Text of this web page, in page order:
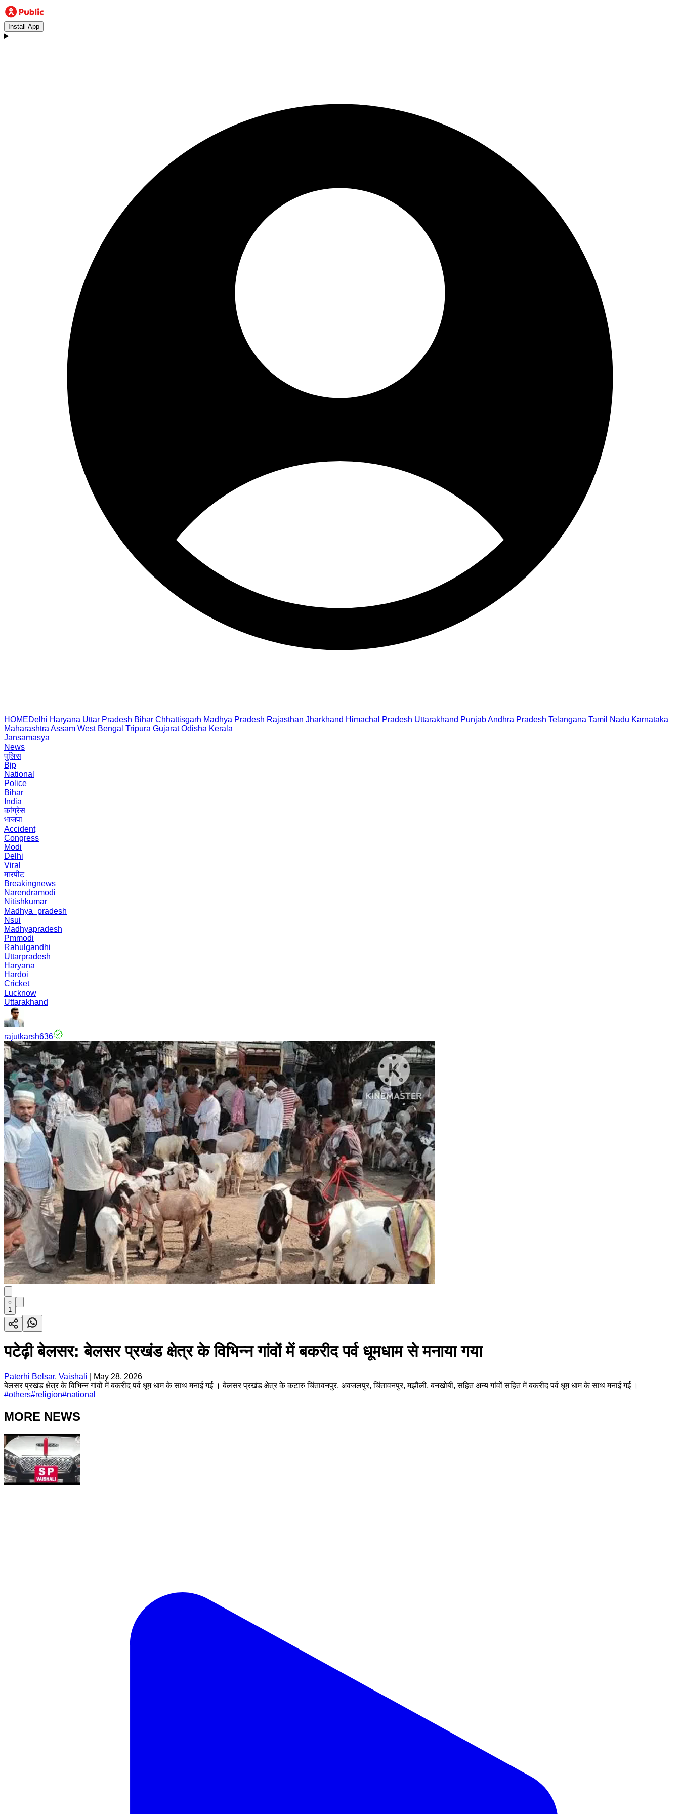
Install App
HOMEDelhi Haryana Uttar Pradesh Bihar Chhattisgarh Madhya Pradesh Rajasthan Jharkhand Himachal Pradesh Uttarakhand PunjabAndhra Pradesh Telangana Tamil Nadu Karnataka
Maharashtra Assam West Bengal Tripura Gujarat Odisha Kerala
Jansamasya
News
पुलिस
Bjp
National
Police
Bihar
India
कांग्रेस
भाजपा
Accident
Congress
Modi
Delhi
Viral
मारपीट
Breakingnews
Narendramodi
Nitishkumar
Madhya_pradesh
Nsui
Madhyapradesh
Pmmodi
Rahulgandhi
Uttarpradesh
Haryana
Hardoi
Cricket
Lucknow
Uttarakhand
rajutkarsh636
1
पटेढ़ी बेलसर: बेलसर प्रखंड क्षेत्र के विभिन्न गांवों में बकरीद पर्व धूमधाम से मनाया गया
Paterhi Belsar, Vaishali
May 28, 2026
बेलसर प्रखंड क्षेत्र के विभिन्न गांवों में बकरीद पर्व धूम धाम के साथ मनाई गई । बेलसर प्रखंड क्षेत्र के कटारु चिंतावनपुर, अवजलपुर, चिंतावनपुर, मझौली, बनखोबी, सहित अन्य गांवों सहित में बकरीद पर्व धूम धाम के साथ मनाई गई ।
#others#religion#national
MORE NEWS